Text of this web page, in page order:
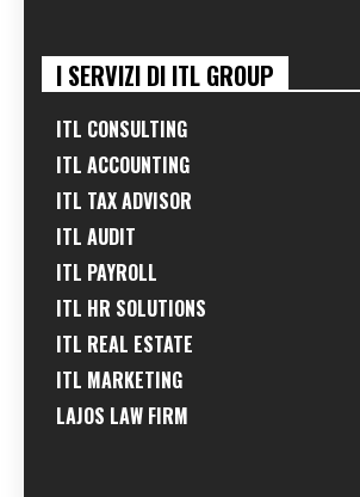
I SERVIZI DI ITL GROUP
ITL CONSULTING
ITL ACCOUNTING
ITL TAX ADVISOR
ITL AUDIT
ITL PAYROLL
ITL HR SOLUTIONS
ITL REAL ESTATE
ITL MARKETING
LAJOS LAW FIRM